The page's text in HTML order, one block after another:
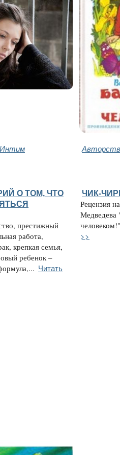
О ТОМ, ЧТО
престижный
работа,
крепкая семья,
ребенок –
Читать
ЧИК-
Рецензия
Медведева
>>